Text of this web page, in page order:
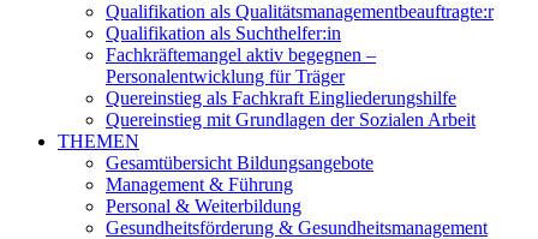
Qualifikation als Qualitätsmanagementbeauftragte:r
Qualifikation als Suchthelfer:in
Fachkräftemangel aktiv begegnen –
Personalentwicklung für Träger
Quereinstieg als Fachkraft Eingliederungshilfe
Quereinstieg mit Grundlagen der Sozialen Arbeit
THEMEN
Gesamtübersicht Bildungsangebote
Management & Führung
Personal & Weiterbildung
Gesundheitsförderung & Gesundheitsmanagement